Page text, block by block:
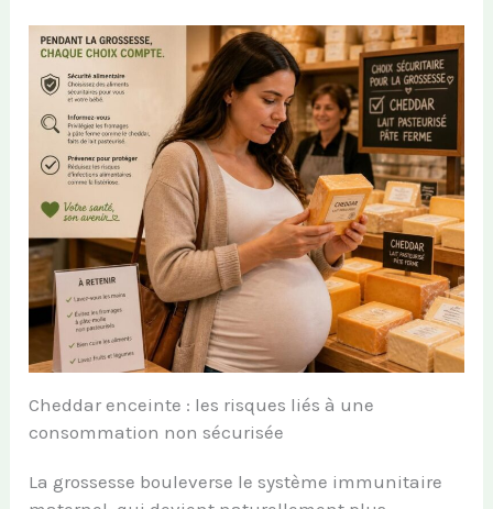
Cheddar enceinte : les risques liés à une
consommation non sécurisée
La grossesse bouleverse le système immunitaire